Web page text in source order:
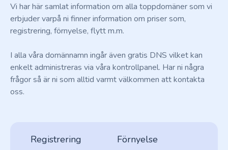
Vi har här samlat information om alla toppdomäner som vi
erbjuder varpå ni finner information om priser som,
registrering, förnyelse, flytt m.m.
I alla våra domännamn ingår även gratis DNS vilket kan
enkelt administreras via våra kontrollpanel. Har ni några
frågor så är ni som alltid varmt välkommen att kontakta
oss.
Registrering Förnyelse